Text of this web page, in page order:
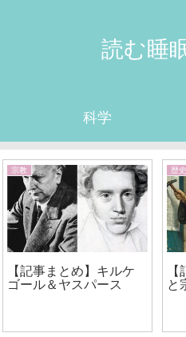
読む睡
科学
宗教
【記事まとめ】キルケ
ゴール＆ヤスパース
歴史
と